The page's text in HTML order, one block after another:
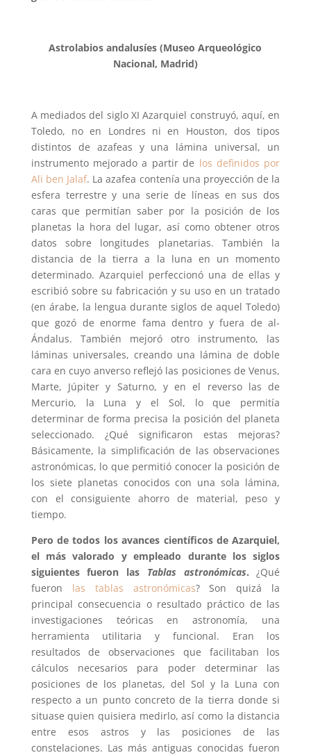
Astrolabios andalusíes (Museo Arqueológico
Nacional, Madrid)
A mediados del siglo XI Azarquiel construyó, aquí, en
Toledo, no en Londres ni en Houston, dos tipos
distintos de azafeas y una lámina universal, un
instrumento mejorado a partir de los definidos por
Ali ben Jalaf. La azafea contenía una proyección de la
esfera terrestre y una serie de líneas en sus dos
caras que permitían saber por la posición de los
planetas la hora del lugar, así como obtener otros
datos sobre longitudes planetarias. También la
distancia de la tierra a la luna en un momento
determinado. Azarquiel perfeccionó una de ellas y
escribió sobre su fabricación y su uso en un tratado
(en árabe, la lengua durante siglos de aquel Toledo)
que gozó de enorme fama dentro y fuera de al-
Ándalus. También mejoró otro instrumento, las
láminas universales, creando una lámina de doble
cara en cuyo anverso reflejó las posiciones de Venus,
Marte, Júpiter y Saturno, y en el reverso las de
Mercurio, la Luna y el Sol, lo que permitía
determinar de forma precisa la posición del planeta
seleccionado. ¿Qué significaron estas mejoras?
Básicamente, la simplificación de las observaciones
astronómicas, lo que permitió conocer la posición de
los siete planetas conocidos con una sola lámina,
con el consiguiente ahorro de material, peso y
tiempo.
Pero de todos los avances científicos de Azarquiel,
el más valorado y empleado durante los siglos
siguientes fueron las Tablas astronómicas.¿Qué
fueron las tablas astronómicas? Son quizá la
principal consecuencia o resultado práctico de las
investigaciones teóricas en astronomía, una
herramienta utilitaria y funcional. Eran los
resultados de observaciones que facilitaban los
cálculos necesarios para poder determinar las
posiciones de los planetas, del Sol y la Luna con
respecto a un punto concreto de la tierra donde si
situase quien quisiera medirlo, así como la distancia
entre esos astros y las posiciones de las
constelaciones. Las más antiguas conocidas fueron